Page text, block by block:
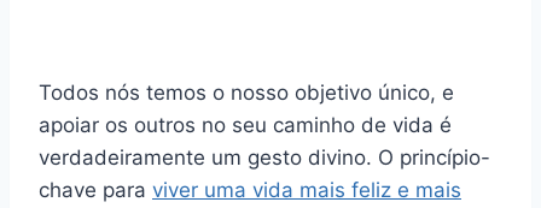
Todos nós temos o nosso objetivo único, e
apoiar os outros no seu caminho de vida é
verdadeiramente um gesto divino. O princípio-
chave para viver uma vida mais feliz e mais